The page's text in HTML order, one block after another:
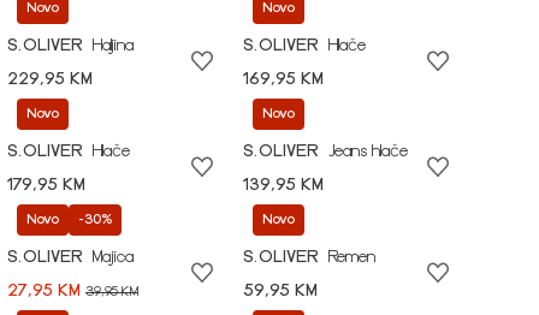
Novo
S.OLIVER
Haljina
229,95 KM
Novo
S.OLIVER
Hlače
169,95 KM
Novo
S.OLIVER
Hlače
179,95 KM
Novo
S.OLIVER
Jeans hlače
139,95 KM
Novo -30%
S.OLIVER
Majica
27,95 KM 39,95 KM
Novo
S.OLIVER
Remen
59,95 KM